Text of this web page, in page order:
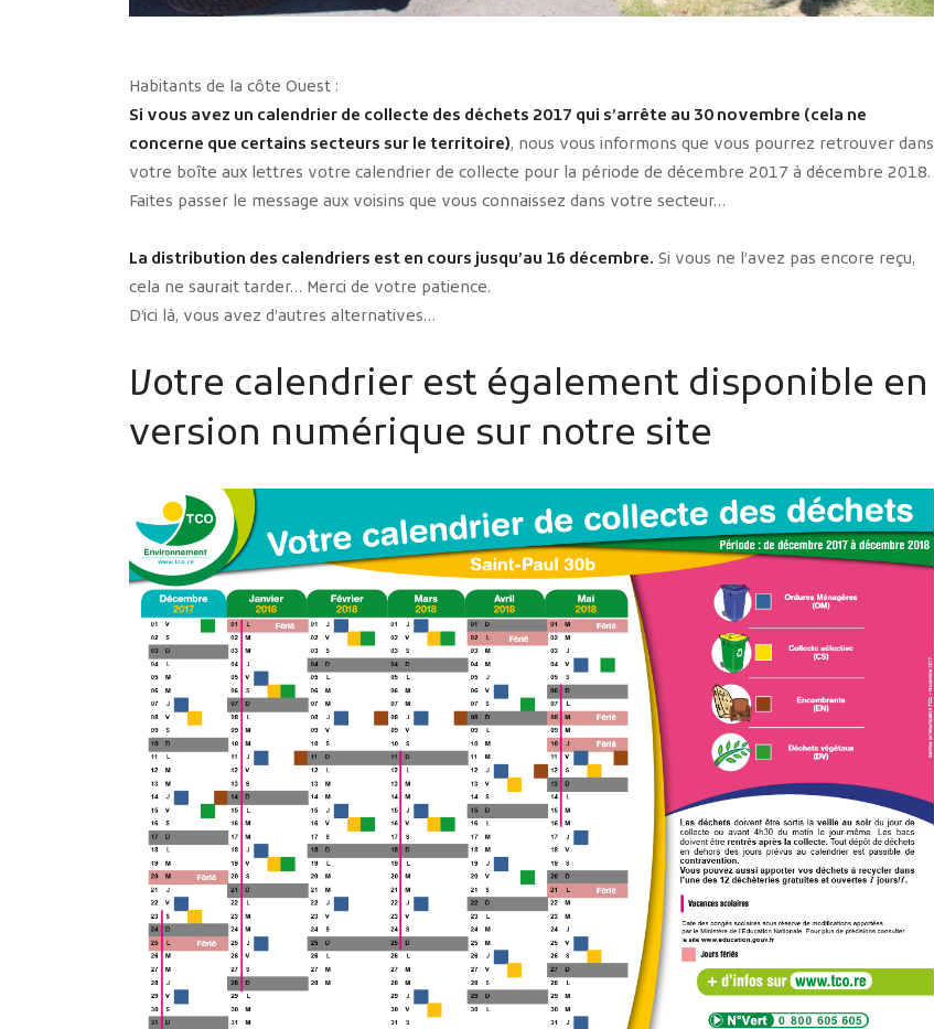
Habitants de la côte Ouest :
Si vous avez un calendrier de collecte des déchets 2017 qui s’arrête au 30 novembre (cela ne
concerne que certains secteurs sur le territoire), nous vous informons que vous pourrez retrouver dans
votre boîte aux lettres votre calendrier de collecte pour la période de décembre 2017 à décembre 2018.
Faites passer le message aux voisins que vous connaissez dans votre secteur…
La distribution des calendriers est en cours jusqu’au 16 décembre. Si vous ne l’avez pas encore reçu,
cela ne saurait tarder… Merci de votre patience.
D’ici là, vous avez d’autres alternatives…
Votre calendrier est également disponible en
version numérique sur notre site